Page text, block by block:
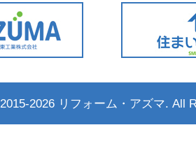
2015-2026 リフォーム・アズマ. All